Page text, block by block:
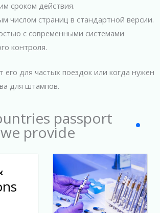
сроком действия.
числом страниц в стандартной версии.
с современными системами
контроля.
для частых поездок или когда нужен
для штампов.
passport
provide